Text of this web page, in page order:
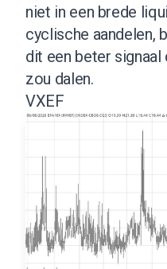
niet in een brede
cyclische aandelen,
dit een beter signaal
zou dalen.
VXEF